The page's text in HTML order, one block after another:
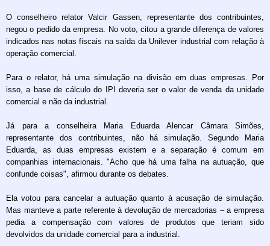
O conselheiro relator Valcir Gassen, representante dos contribuintes,
negou o pedido da empresa. No voto, citou a grande diferença de valores
indicados nas notas fiscais na saída da Unilever industrial com relação à
operação comercial.
Para o relator, há uma simulação na divisão em duas empresas. Por
isso, a base de cálculo do IPI deveria ser o valor de venda da unidade
comercial e não da industrial.
Já para a conselheira Maria Eduarda Alencar Câmara Simões,
representante dos contribuintes, não há simulação. Segundo Maria
Eduarda, as duas empresas existem e a separação é comum em
companhias internacionais. "Acho que há uma falha na autuação, que
confunde coisas", afirmou durante os debates.
Ela votou para cancelar a autuação quanto à acusação de simulação.
Mas manteve a parte referente à devolução de mercadorias – a empresa
pedia a compensação com valores de produtos que teriam sido
devolvidos da unidade comercial para a industrial.